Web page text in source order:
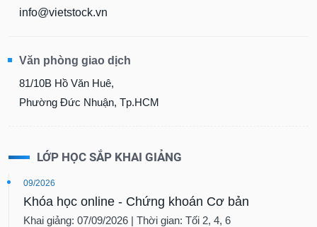
info@vietstock.vn
Văn phòng giao dịch
81/10B Hồ Văn Huê,
Phường Đức Nhuận, Tp.HCM
LỚP HỌC SẮP KHAI GIẢNG
09/2026
Khóa học online - Chứng khoán Cơ bản
Khai giảng: 07/09/2026 | Thời gian: Tối 2, 4, 6